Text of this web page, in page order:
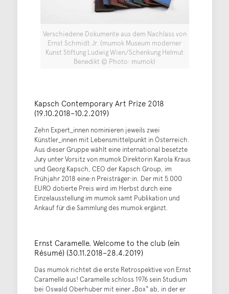
Verschiedene Dokumente aus dem Nachlass von
Ernst Schmidt Jr. (mumok Museum moderner
Kunst Stiftung Ludwig Wien/Schenkung Helmut
Benedikt © Photo: mumok)
Kapsch Contemporary Art Prize 2018
(19.10.2018–10.2.2019)
Zehn Expert_innen nominieren jeweils zwei
Künstler_innen mit Lebensmittelpunkt in Österreich.
Aus dieser Gruppe wählt eine international besetzte
Jury unter Vorsitz von mumok Direktorin Karola Kraus
und Georg Kapsch, CEO der Kapsch Group, im
Frühjahr 2018 eine:n Preisträger:in. Der mit 5.000
EURO dotierte Preis wird im Herbst durch eine
Einzelausstellung im mumok samt Publikation und
Ankauf für die Sammlung des mumok ergänzt.
Ernst Caramelle. Welcome to the club (ein
Résumé) (30.11.2018–28.4.2019)
Das mumok richtet die erste Retrospektive von Ernst
Caramelle aus! Caramelle schloss 1976 sein Studium
bei Oswald Oberhuber mit einer „Box“ ab, in der er